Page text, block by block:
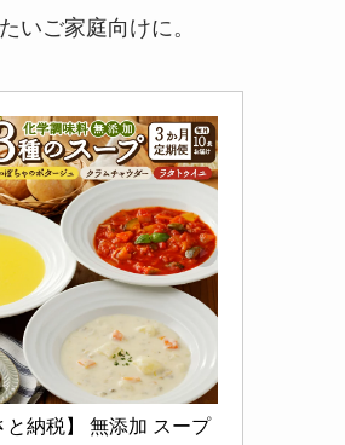
いご家庭向けに。
と納税】 無添加 スープ